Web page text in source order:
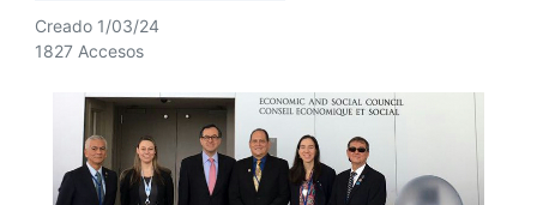
Creado 1/03/24
1827 Accesos